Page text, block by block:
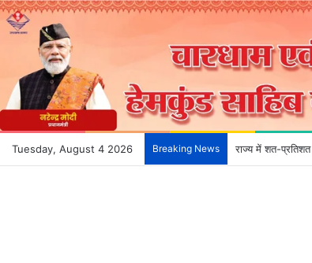
Tuesday, August 4 2026 Breaking News राज्य में शत-